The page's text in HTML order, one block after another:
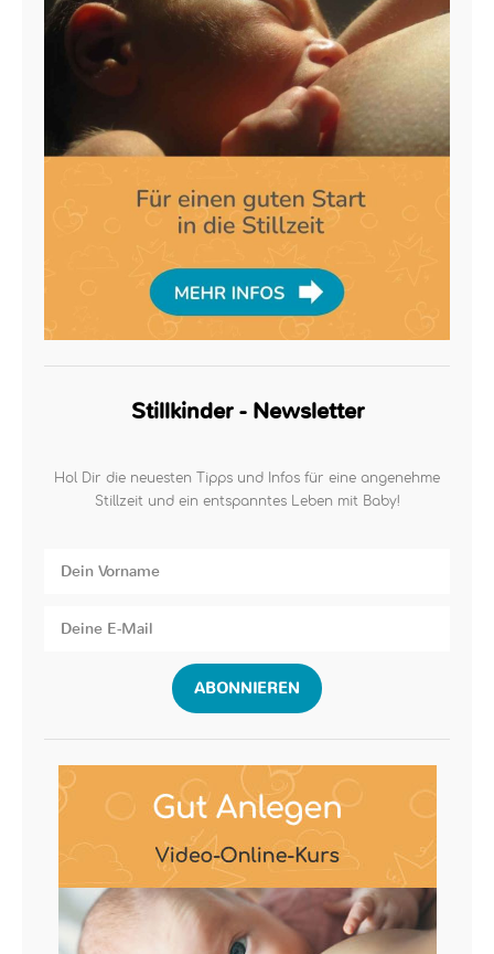
Stillkinder - Newsletter
Hol Dir die neuesten Tipps und Infos für eine angenehme
Stillzeit und ein entspanntes Leben mit Baby!
ABONNIEREN